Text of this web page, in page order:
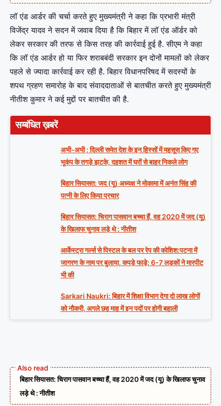
लॉ एंड आर्डर की चर्चा करते हुए मुख्यमंत्री ने कहा कि प्रभारी मंत्री
विजेंद्र यादव ने सदन में जवाब दिया है कि बिहार में लॉ एंड ऑर्डर को
लेकर सरकार की तरफ से किस तरह की कार्रवाई हुई है. सीएम ने कहा
कि लॉ एंड आर्डर हो या फिर शराबबंदी सरकार इन दोनों मामलों को लेकर
पहले से ज्यादा कार्रवाई कर रही है. बिहार विधानपरिषद में सदस्यों के
शपथ ग्रहण समारोह के बाद संवाददाताओं से बातचीत करते हुए मुख्यमंत्री
नीतीश कुमार ने कई मुद्दों पर बातचीत की है.
सम्बंधित ख़बरें
अभी-अभी ; दिल्ली समेत देश के इन हिस्सों में महसूस किए गए
भूकंप के तगड़े झटके, दहशत में घरों से बाहर निकले लोग
बिहार सियासत: जद (यू) अध्यक्ष ने मोकामा में अनंत सिंह की
पत्नी के लिए किया प्रचार
बिहार सियासत: चिराग पासवान बच्चा हैं, वह 2020 में जद (यू)
के खिलाफ चुनाव लड़े थे : नीतीश
आर्केस्ट्रा गर्ल्स से पिस्टल के बल पर रेप की कोशिश:पटना में
जागरण के नाम पर बुलाया, कपड़े फाड़े; 6-7 लड़कों ने मारपीट
भी की
Sarkari Naukri: बिहार में शिक्षा विभाग देगा दो लाख लोगों
को नौकरी, अगले छह माह में इन पदों पर होगी बहाली
बिहार सियासत: चिराग पासवान बच्चा हैं, वह 2020 में जद (यू) के खिलाफ चुनाव
लड़े थे : नीतीश